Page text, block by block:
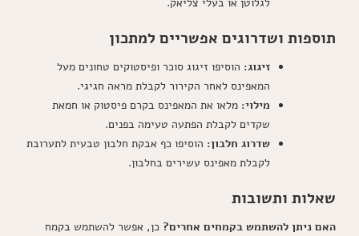
תוספות ושדרוגים אפשריים למתכון
זיגוג: הוסיפו זיגוג סוכר ופיסטוקים טחונים מעל
המאפינס לאחר הקירור לקבלת מראה חגיגי.
מילוי: מלאו את המאפינס בקרם פיסטוק או חמאת
שקדים לקבלת הפתעה טעימה בפנים.
שדרוג חלבון: הוסיפו כף אבקת חלבון טבעית לתערובת
לקבלת מאפינס עשירים בחלבון.
שאלות ותשובות
האם ניתן להשתמש בקמחים אחרים? כן, אפשר להשתמש בקמח